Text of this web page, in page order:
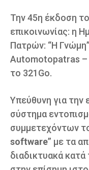
Την 45η έκδοση
επικοινωνίας: η
Πατρών: “Η
Automotopatras
το 321Go.
Υπεύθυνη για την
σύστημα
συμμετεχόντων
software” με τα
διαδικτυακά